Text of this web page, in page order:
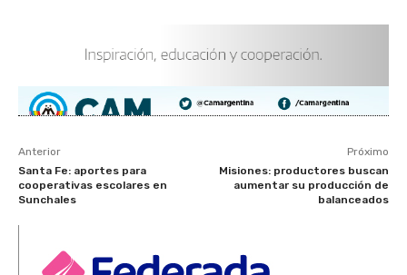
Anterior
Santa Fe: aportes para
cooperativas escolares en
Sunchales
Próximo
Misiones: productores buscan
aumentar su producción de
balanceados